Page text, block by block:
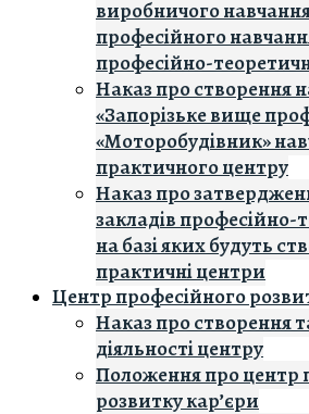
виробничого
професійного
професійно-
Наказ про створення
«Запорізьке вище
«Моторобудівник»
практичного центру
Наказ про
закладів професійно-
на базі яких будуть
практичні центри
Центр професійного
Наказ про створення
діяльності центру
Положення про центр
розвитку кар’єри